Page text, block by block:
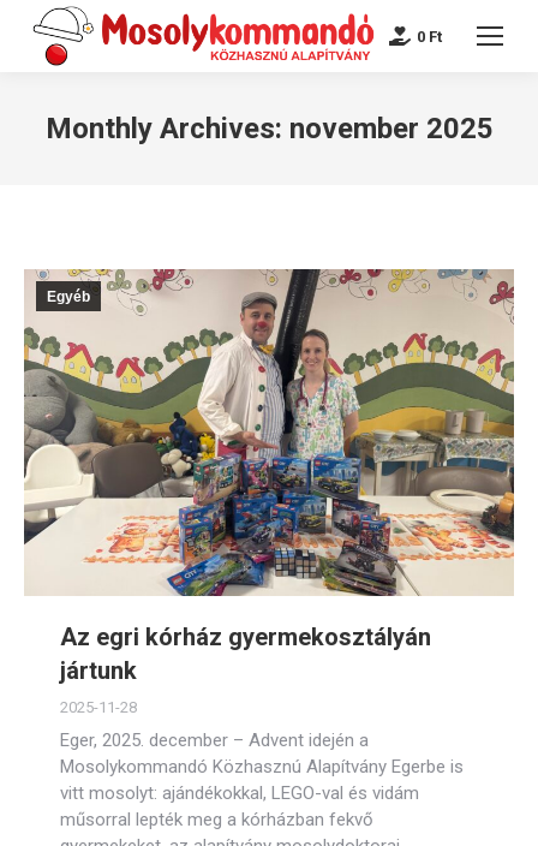
0 Ft
Monthly Archives: november 2025
Egyéb
Az egri kórház gyermekosztályán
jártunk
2025-11-28
Eger, 2025. december – Advent idején a
Mosolykommandó Közhasznú Alapítvány Egerbe is
vitt mosolyt: ajándékokkal, LEGO-val és vidám
műsorral lepték meg a kórházban fekvő